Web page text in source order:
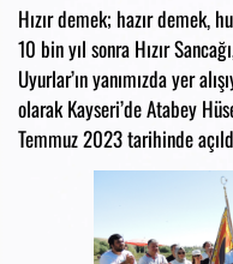
Hızır demek; hazır demek,
10 bin yıl sonra Hızır
Uyurlar’ın yanımızda yer
olarak Kayseri’de Atabey
Temmuz 2023 tarihinde